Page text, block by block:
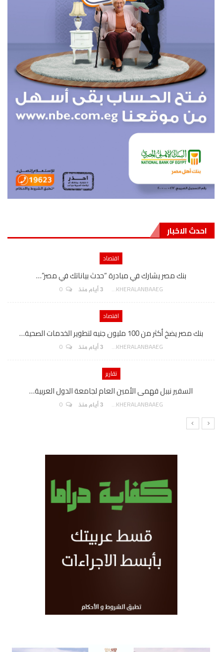
احدث الاخبار
اقتصاد
بنك مصر يشارك في مبادرة “حدث بياناتك في مصر”…
AKHERALANBAAEG 3 أيام منذ
اقتصاد
بنك مصر يضخ أكثر من 100 مليون جنيه لتطوير الخدمات الصحية…
AKHERALANBAAEG 3 أيام منذ
تقارير
السفير نببل فهمى الأمين العام لجامعة الدول العربية…
AKHERALANBAAEG 3 أيام منذ